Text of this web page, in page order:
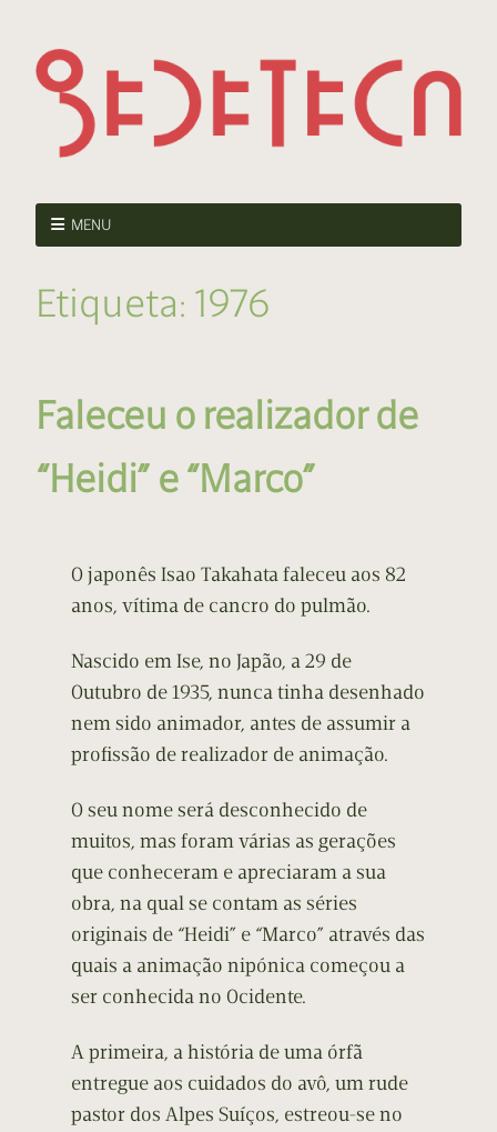
MENU
Etiqueta: 1976
Faleceu o realizador de
“Heidi” e “Marco”
O japonês Isao Takahata faleceu aos 82
anos, vítima de cancro do pulmão.
Nascido em Ise, no Japão, a 29 de
Outubro de 1935, nunca tinha desenhado
nem sido animador, antes de assumir a
profissão de realizador de animação.
O seu nome será desconhecido de
muitos, mas foram várias as gerações
que conheceram e apreciaram a sua
obra, na qual se contam as séries
originais de “Heidi” e “Marco” através das
quais a animação nipónica começou a
ser conhecida no Ocidente.
A primeira, a história de uma órfã
entregue aos cuidados do avô, um rude
pastor dos Alpes Suíços, estreou-se no